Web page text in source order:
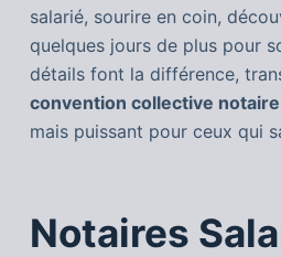
salarié, sourire en coin,
quelques jours de plus pour
détails font la différence,
convention collective notaire
mais puissant pour ceux qui
Notaires